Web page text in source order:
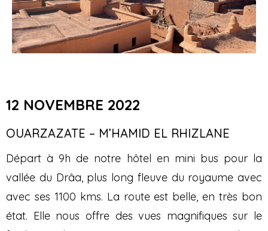
12 NOVEMBRE 2022
OUARZAZATE – M’HAMID EL RHIZLANE
Départ à 9h de notre hôtel en mini bus pour la
vallée du Drâa, plus long fleuve du royaume avec
avec ses 1100 kms. La route est belle, en très bon
état. Elle nous offre des vues magnifiques sur le